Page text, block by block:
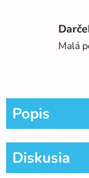
Malá
Popis
Diskusia